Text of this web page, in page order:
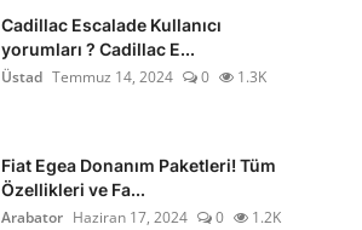
Cadillac Escalade Kullanıcı
yorumları ? Cadillac E...
Üstad Temmuz 14, 2024 0 1.3K
Fiat Egea Donanım Paketleri! Tüm
Özellikleri ve Fa...
Arabator Haziran 17, 2024 0 1.2K